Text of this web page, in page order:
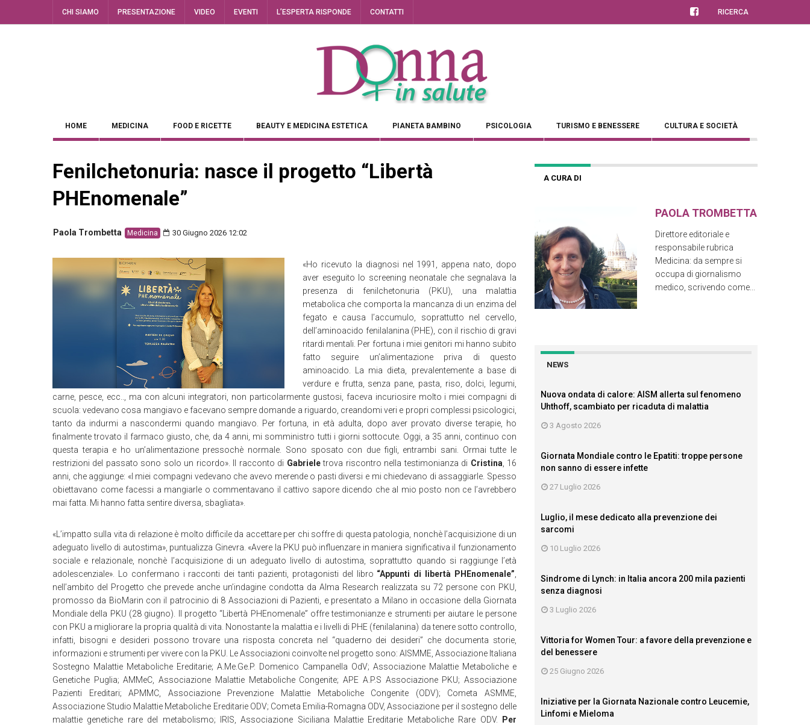
CHI SIAMO PRESENTAZIONE VIDEO EVENTI L’ESPERTA RISPONDE CONTATTI RICERCA
HOME MEDICINA FOOD E RICETTE BEAUTY E MEDICINA ESTETICA PIANETA BAMBINO PSICOLOGIA TURISMO E BENESSERE CULTURA E SOCIETÀ
Fenilchetonuria: nasce il progetto “Libertà
PHEnomenale”
Paola Trombetta Medicina 30 Giugno 2026 12:02
«Ho ricevuto la diagnosi nel 1991, appena nato, dopo
aver eseguito lo screening neonatale che segnalava la
presenza di fenilchetonuria (PKU), una malattia
metabolica che comporta la mancanza di un enzima del
fegato e causa l’accumulo, soprattutto nel cervello,
dell’aminoacido fenilalanina (PHE), con il rischio di gravi
ritardi mentali. Per fortuna i miei genitori mi hanno subito
fatto seguire un’alimentazione priva di questo
aminoacido. La mia dieta, prevalentemente a base di
verdure e frutta, senza pane, pasta, riso, dolci, legumi,
carne, pesce, ecc.., ma con alcuni integratori, non particolarmente gustosi, faceva incuriosire molto i miei compagni di
scuola: vedevano cosa mangiavo e facevano sempre domande a riguardo, creandomi veri e propri complessi psicologici,
tanto da indurmi a nascondermi quando mangiavo. Per fortuna, in età adulta, dopo aver provato diverse terapie, ho
finalmente trovato il farmaco giusto, che, da 4 anni, mi somministro tutti i giorni sottocute. Oggi, a 35 anni, continuo con
questa terapia e ho un’alimentazione pressochè normale. Sono sposato con due figli, entrambi sani. Ormai tutte le
restrizioni del passato sono solo un ricordo». Il racconto di Gabrieletrova riscontro nella testimonianza di Cristina , 16
anni, che aggiunge: «I miei compagni vedevano che avevo merende o pasti diversi e mi chiedevano di assaggiarle. Spesso
obiettavano come facessi a mangiarle o commentavano il cattivo sapore dicendo che al mio posto non ce l’avrebbero
mai fatta. Mi hanno fatta sentire diversa, sbagliata».
«L’impatto sulla vita di relazione è molto difficile da accettare per chi soffre di questa patologia, nonchè l’acquisizione di un
adeguato livello di autostima», puntualizza Ginevra. «Avere la PKU può influenzare in maniera significativa il funzionamento
sociale e relazionale, nonchè l’acquisizione di un adeguato livello di autostima, soprattutto quando si raggiunge l’età
adolescenziale». Lo confermano i racconti dei tanti pazienti, protagonisti del libro “Appunti di libertà PHEnomenale”
nell’ambito del Progetto che prevede anche un’indagine condotta da Alma Research realizzata su 72 persone con PKU,
promosso da BioMarin con il patrocinio di 8 Associazioni di Pazienti, e presentato a Milano in occasione della Giornata
Mondiale della PKU (28 giugno). Il progetto “Libertà PHEnomenale” offre testimonianze e strumenti per aiutare le persone
con PKU a migliorare la propria qualità di vita. Nonostante la malattia e i livelli di PHE (fenilalanina) da tenere sotto controllo,
infatti, bisogni e desideri possono trovare una risposta concreta nel “quaderno dei desideri” che documenta storie,
informazioni e strumenti per vivere con la PKU. Le Associazioni coinvolte nel progetto sono: AISMME, Associazione Italiana
Sostegno Malattie Metaboliche Ereditarie; A.Me.Ge.P. Domenico Campanella OdV; Associazione Malattie Metaboliche e
Genetiche Puglia; AMMeC, Associazione Malattie Metaboliche Congenite; APE A.P.S Associazione PKU; Associazione
Pazienti Ereditari; APMMC, Associazione Prevenzione Malattie Metaboliche Congenite (ODV); Cometa ASMME,
Associazione Studio Malattie Metaboliche Ereditarie ODV; Cometa Emilia-Romagna ODV, Associazione per il sostegno delle
malattie genetiche rare del metabolismo; IRIS, Associazione Siciliana Malattie Ereditarie Metaboliche Rare ODV.
Per
A CURA DI
PAOLA TROMBETTA
Direttore editoriale e
responsabile rubrica
Medicina: da sempre si
occupa di giornalismo
medico, scrivendo come...
NEWS
Nuova ondata di calore: AISM allerta sul fenomeno
Uhthoff, scambiato per ricaduta di malattia
3 Agosto 2026
Giornata Mondiale contro le Epatiti: troppe persone
non sanno di essere infette
27 Luglio 2026
Luglio, il mese dedicato alla prevenzione dei
sarcomi
10 Luglio 2026
Sindrome di Lynch: in Italia ancora 200 mila pazienti
senza diagnosi
3 Luglio 2026
Vittoria for Women Tour: a favore della prevenzione e
del benessere
25 Giugno 2026
Iniziative per la Giornata Nazionale contro Leucemie,
Linfomi e Mieloma